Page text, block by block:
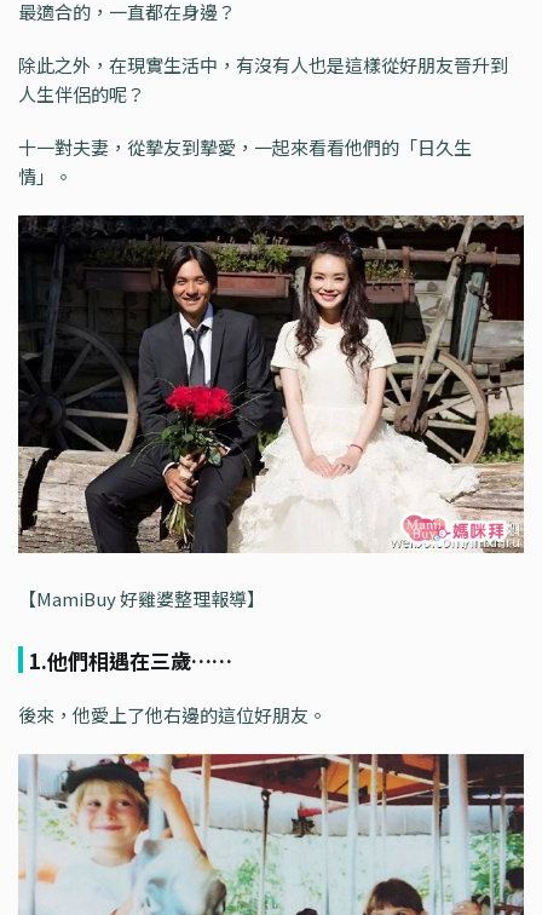
最適合的，一直都在身邊？
除此之外，在現實生活中，有沒有人也是這樣從好朋友晉升到
人生伴侶的呢？
十一對夫妻，從摯友到摯愛，一起來看看他們的「日久生
情」。
【MamiBuy 好雞婆整理報導】
1.他們相遇在三歲……
後來，他愛上了他右邊的這位好朋友。